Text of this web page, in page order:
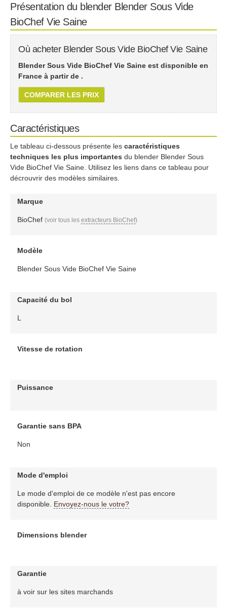
Présentation du blender Blender Sous Vide
BioChef Vie Saine
Où acheter Blender Sous Vide BioChef Vie Saine
Blender Sous Vide BioChef Vie Saine est disponible en
France à partir de .
COMPARER LES PRIX
Caractéristiques
Le tableau ci-dessous présente les caractéristiques
techniques les plus importantes du blender Blender Sous
Vide BioChef Vie Saine. Utilisez les liens dans ce tableau pour
décrouvrir des modèles similaires.
Marque
BioChef (voir tous les extracteurs BioChef)
Modèle
Blender Sous Vide BioChef Vie Saine
Capacité du bol
L
Vitesse de rotation
Puissance
Garantie sans BPA
Non
Mode d'emploi
Le mode d'emploi de ce modèle n'est pas encore
disponible. Envoyez-nous le votre?
Dimensions blender
Garantie
à voir sur les sites marchands